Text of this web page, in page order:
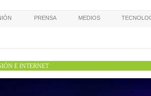
PRENSA MEDIOS
E INTERNET